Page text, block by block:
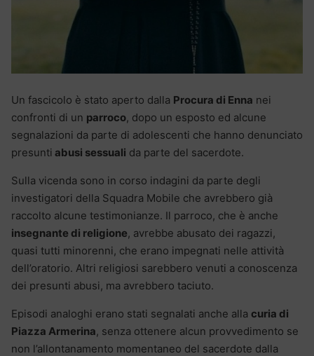
Un fascicolo è stato aperto dalla Procura di Enna nei
confronti di un parroco, dopo un esposto ed alcune
segnalazioni da parte di adolescenti che hanno denunciato
presunti abusi sessuali da parte del sacerdote.
Sulla vicenda sono in corso indagini da parte degli
investigatori della Squadra Mobile che avrebbero già
raccolto alcune testimonianze. Il parroco, che è anche
insegnante di religione, avrebbe abusato dei ragazzi,
quasi tutti minorenni, che erano impegnati nelle attività
dell’oratorio. Altri religiosi sarebbero venuti a conoscenza
dei presunti abusi, ma avrebbero taciuto.
Episodi analoghi erano stati segnalati anche alla curia di
Piazza Armerina, senza ottenere alcun provvedimento se
non l’allontanamento momentaneo del sacerdote dalla